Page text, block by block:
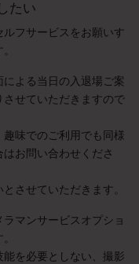
たい
フサービスをお願いす
よる当日の入退場ご案
せていただきますので
味でのご利用でも同様
お問い合わせくださ
させていただきます。
マンサービスオプショ
を必要としない、撮影